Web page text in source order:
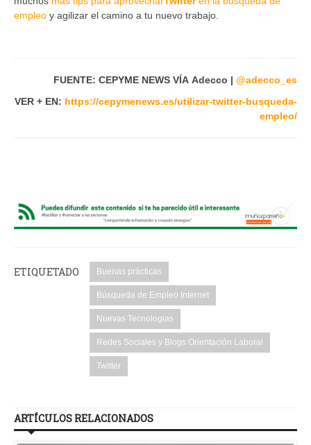
empleo y agilizar el camino a tu nuevo trabajo.
FUENTE: CEPYME NEWS VÍA Adecco | @adecco_es
VER + EN: https://cepymenews.es/utilizar-twitter-busqueda-
empleo/
ETIQUETADO Buenas prácticas
Búsqueda de Empleo Internet
Nuevas Tecnologias
Redes Sociales y Blogs Orientación Laboral
Twitter
ARTÍCULOS RELACIONADOS